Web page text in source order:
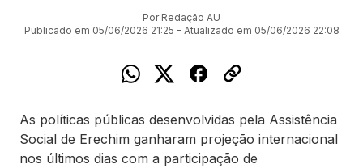
Por Redação AU
Publicado em 05/06/2026 21:25 - Atualizado em 05/06/2026 22:08
As políticas públicas desenvolvidas pela Assistência
Social de Erechim ganharam projeção internacional
nos últimos dias com a participação de